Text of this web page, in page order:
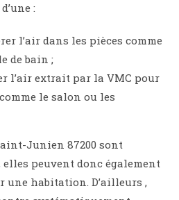
:
l’air dans les pièces comme
de bain ;
l’air extrait par la VMC pour
le salon ou les
Junien 87200 sont
peuvent donc également
habitation. D’ailleurs ,